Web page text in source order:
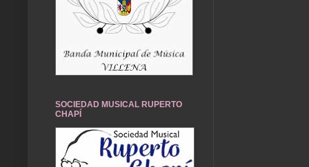
SOCIEDAD MUSICAL RUPERTO
CHAPÍ